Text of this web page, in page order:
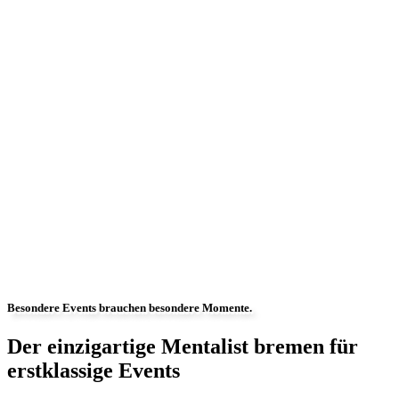
Besondere Events brauchen besondere Momente.
Der einzigartige Mentalist bremen für
erstklassige Events